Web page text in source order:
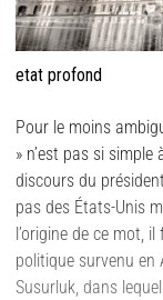
etat profond
Pour le moins
» n’est pas si
discours du
pas des États-Unis
l’origine de ce mot,
politique survenu en
Susurluk, dans